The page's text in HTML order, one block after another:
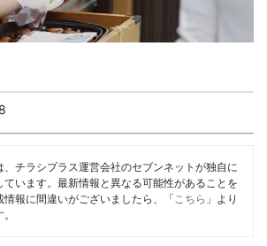
、チラシプラス運営会社のセブンネットが独自に
います。最新情報と異なる可能性があることを
情報に間違いがございましたら、「 こちら 」より